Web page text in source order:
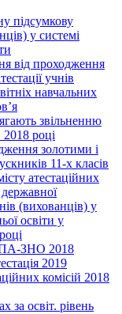
підсумкову
у системі
від проходження
учнів
навчальних
звільненню
році
золотими і
11-х класів
атестаційних
(вихованців) у
освіти у
ЗНО 2018
2019
комісій 2018
за освіт. рівень